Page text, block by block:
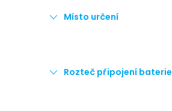
Místo určení
Rozteč připojení baterie